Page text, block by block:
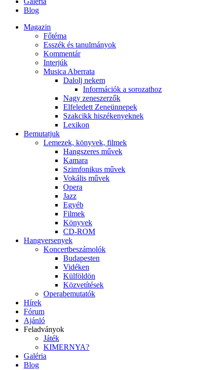
Blog
Magazin
Főtéma
Esszék és tanulmányok
Kommentár
Interjúk
Musica Aberrata
Dalolj nekem
Információk a sorozathoz
Nagy zeneszerzők
Elfeledett Zeneünnepek
Szakcikk hiszékenyeknek
Lexikon
Bemutatjuk
Lemezek, könyvek, filmek
Hangszeres művek
Kamara
Szimfonikus művek
Vokális művek
Opera
Jazz
Egyéb
Filmek
Könyvek
CD-ROM
Hangversenyek
Koncertbeszámolók
Budapesten
Vidéken
Külföldön
Közvetítések
Operabemutatók
Hírek
Fórum
Ajánló
Feladványok
Játék
KIMERNYA?
Galéria
Blog